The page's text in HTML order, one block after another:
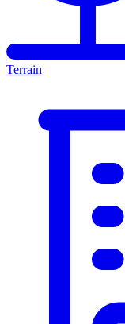
Terrain